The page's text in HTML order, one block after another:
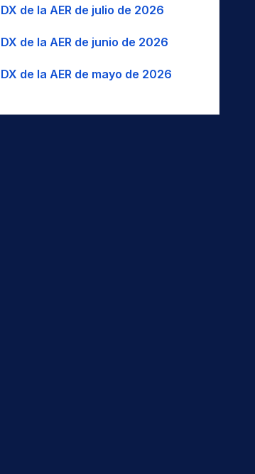
de la AER de julio de 2026
de la AER de junio de 2026
de la AER de mayo de 2026